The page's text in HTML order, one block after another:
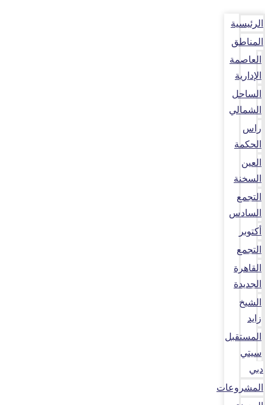
الرئيسية
المناطق
العاصمة
الإدارية
الساحل
الشمالي
راس
الحكمة
العين
السخنة
التجمع
السادس
أكتوبر
التجمع
القاهرة
الجديدة
الشيخ
زايد
المستقبل
سيتي
دبي
المشروعات